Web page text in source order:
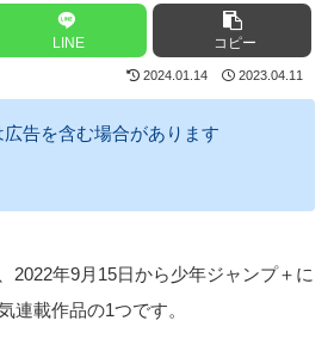
LINE コピー
2024.01.14 2023.04.11
広告を含む場合があります
2022年9月15日から少年ジャンプ＋に
連載作品の1つです。